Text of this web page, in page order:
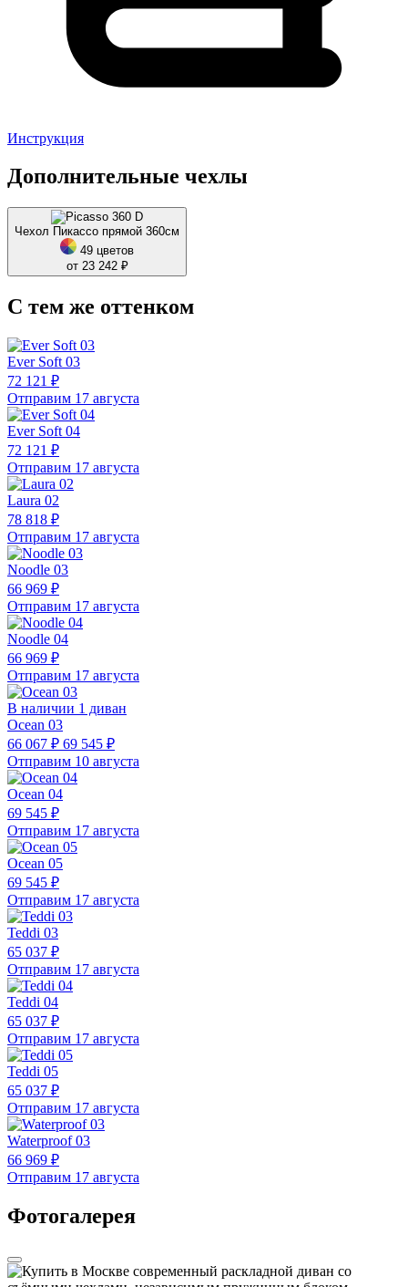
Инструкция
Дополнительные чехлы
Чехол Пикассо прямой 360см
49 цветов
от 23 242 ₽
С тем же оттенком
Ever Soft 03
72 121 ₽
Отправим 17 августа
Ever Soft 04
72 121 ₽
Отправим 17 августа
Laura 02
78 818 ₽
Отправим 17 августа
Noodle 03
66 969 ₽
Отправим 17 августа
Noodle 04
66 969 ₽
Отправим 17 августа
В наличии 1 диван
Ocean 03
66 067 ₽ 69 545 ₽
Отправим 10 августа
Ocean 04
69 545 ₽
Отправим 17 августа
Ocean 05
69 545 ₽
Отправим 17 августа
Teddi 03
65 037 ₽
Отправим 17 августа
Teddi 04
65 037 ₽
Отправим 17 августа
Teddi 05
65 037 ₽
Отправим 17 августа
Waterproof 03
66 969 ₽
Отправим 17 августа
Фотогалерея